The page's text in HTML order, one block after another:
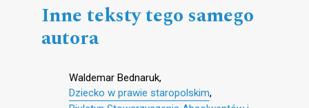
Inne teksty tego samego
autora
Waldemar Bednaruk,
Dziecko w prawie staropolskim,